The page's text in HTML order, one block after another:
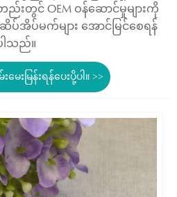
တွင် OEM ဝန်ဆောင်မှုများကို
အိပ်မက်များ အောင်မြင်စေရန်
ါသည်။
မေးမြန်းရန်ပေးပို့ပါ။ >>